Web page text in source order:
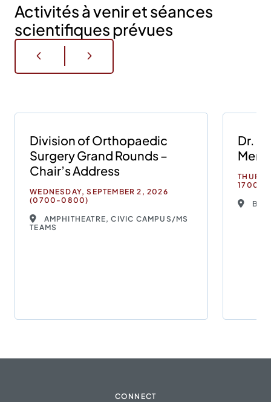
Activités à venir et séances
scientifiques prévues
Division of Orthopaedic
Surgery Grand Rounds –
Chair’s Address
WEDNESDAY, SEPTEMBER 2, 2026
(0700-0800)
AMPHITHEATRE, CIVIC CAMPUS/MS
TEAMS
Dr.
1700)
CONNECT